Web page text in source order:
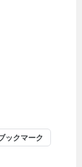
ックマーク